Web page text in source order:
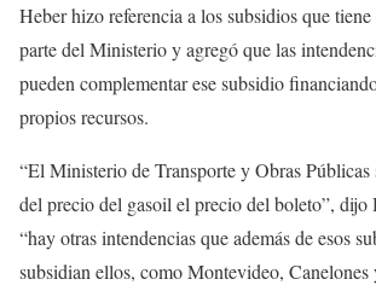
Heber hizo referencia a los subsidios que
parte del Ministerio y agregó que las
pueden complementar ese subsidio
propios recursos.
“El Ministerio de Transporte y Obras
del precio del gasoil el precio del boleto”, dijo
“hay otras intendencias que además de esos
subsidian ellos, como Montevideo,